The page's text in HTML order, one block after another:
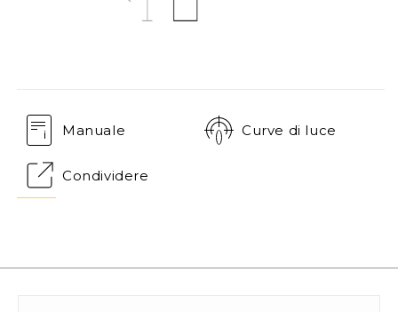
Manuale Curve di luce
Condividere